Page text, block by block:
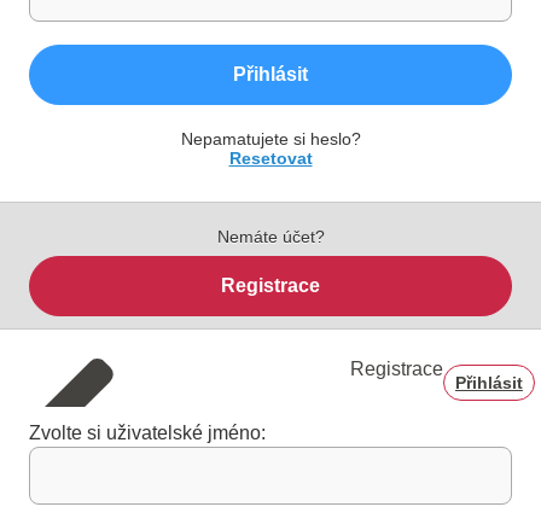
Přihlásit
Nepamatujete si heslo?
Resetovat
Nemáte účet?
Registrace
Registrace
Přihlásit
Zvolte si uživatelské jméno: